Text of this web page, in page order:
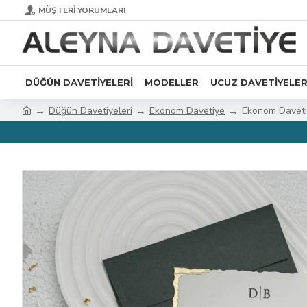
MÜŞTERI YORUMLARI
DÜĞÜN DAVETIYELERI MODELLER UCUZ DAVETIYELER
Düğün Davetiyeleri Ekonom Davetiye Ekonom